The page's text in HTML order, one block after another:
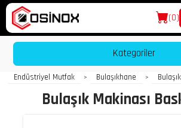
(0)
Kategoriler
Endüstriyel Mutfak > Bulaşıkhane >
Bulaşık Makinası